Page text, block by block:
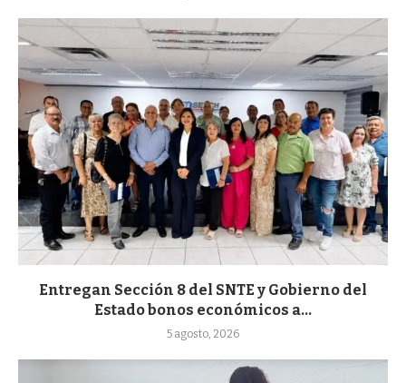
Entregan Sección 8 del SNTE y Gobierno del
Estado bonos económicos a...
5 agosto, 2026